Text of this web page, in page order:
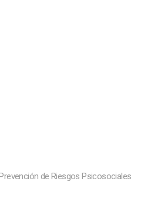
de Riesgos Psicosociales